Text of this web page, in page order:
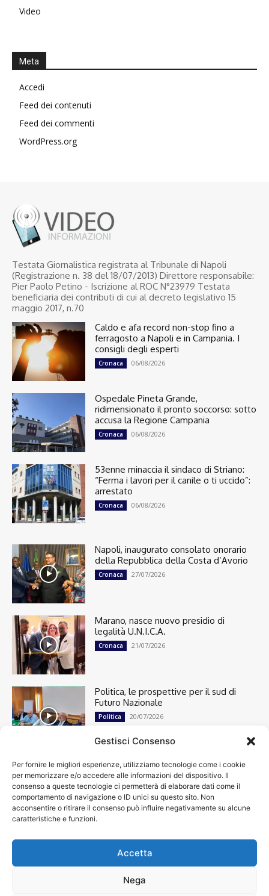
Gestisci Consenso
Per fornire le migliori esperienze, utilizziamo tecnologie come i cookie
per memorizzare e/o accedere alle informazioni del dispositivo. Il
consenso a queste tecnologie ci permetterà di elaborare dati come il
comportamento di navigazione o ID unici su questo sito. Non
acconsentire o ritirare il consenso può influire negativamente su alcune
caratteristiche e funzioni.
Accetta
Nega
Video
Meta
Accedi
Feed dei contenuti
Feed dei commenti
WordPress.org
Testata Giornalistica registrata al Tribunale di Napoli
(Registrazione n. 38 del 18/07/2013) Direttore responsabile:
Pier Paolo Petino - Iscrizione al ROC N°23979 Testata
beneficiaria dei contributi di cui al decreto legislativo 15
maggio 2017, n.70
Caldo e afa record non-stop fino a
ferragosto a Napoli e in Campania. I
consigli degli esperti
Cronaca 06/08/2026
Ospedale Pineta Grande,
ridimensionato il pronto soccorso: sotto
accusa la Regione Campania
Cronaca 06/08/2026
53enne minaccia il sindaco di Striano:
“Ferma i lavori per il canile o ti uccido”:
arrestato
Cronaca 06/08/2026
Napoli, inaugurato consolato onorario
della Repubblica della Costa d’Avorio
Cronaca 27/07/2026
Marano, nasce nuovo presidio di
legalità U.N.I.C.A.
Cronaca 21/07/2026
Politica, le prospettive per il sud di
Futuro Nazionale
Politica 20/07/2026
Cronaca
13491
Attualità
7299
top
News
4208
Cultura
Economia